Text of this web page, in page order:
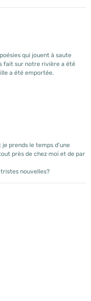
qui jouent à saute
fait sur notre rivière a été
a été emportée.
prends le temps d'une
près de chez moi et de par
nouvelles?